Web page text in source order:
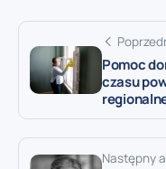
Pomoc
czasu
Następny